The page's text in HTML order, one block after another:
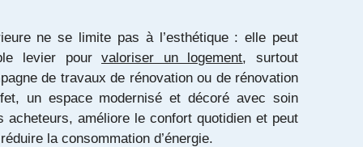
ne se limite pas à l’esthétique : elle peut
levier pourvaloriser un logement, surtout
de travaux de rénovation ou de rénovation
un espace modernisé et décoré avec soin
acheteurs, améliore le confort quotidien et peut
la consommation d’énergie.